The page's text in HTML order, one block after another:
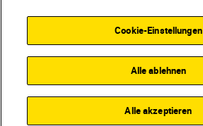
Cookie-Einstellungen
Alle ablehnen
Alle akzeptieren